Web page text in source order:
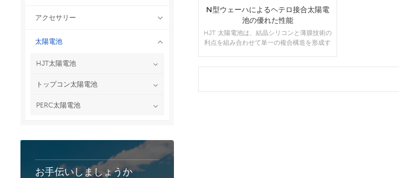
アクセサリー
太陽電池
HJT太陽電池
トップコン太陽電池
PERC太陽電池
お手伝いしましょうか
N型ウェーハによるヘテロ接合太陽電
池の優れた性能
HJT 太陽電池は、結晶シリコンと薄膜技術の
利点を組み合わせて単一の複合構造を形成す
電力を供給できるようにします。